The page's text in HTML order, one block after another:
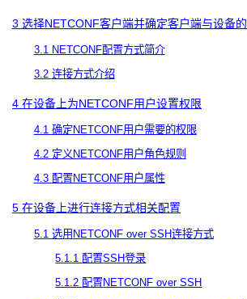
3 选择NETCONF客户端并确定客户端与设备
3.1 NETCONF配置方式简介
3.2 连接方式介绍
4 在设备上为NETCONF用户设置权限
4.1 确定NETCONF用户需要的权限
4.2 定义 NETCONF用户角色规则
4.3 配置NETCONF用户属性
5 在设备上进行连接方式相关配置
5.1 选用 NETCONF over SSH连接方式
5.1.1配置SSH登录
5.1.2配置NETCONF over SSH